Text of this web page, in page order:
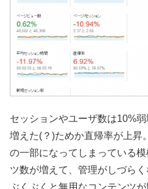
セッションやユーザ数は10%
増えた(？)ためか直帰率が上昇
の一部になってしまっている
ツ数が増えて、管理がしづらく
ぶくぶくと無用なコンテンツ